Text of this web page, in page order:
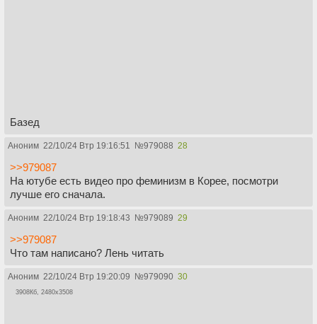
Базед
Аноним 22/10/24 Втр 19:16:51 №979088 28
>>979087
На ютубе есть видео про феминизм в Корее, посмотри
лучше его сначала.
Аноним 22/10/24 Втр 19:18:43 №979089 29
>>979087
Что там написано? Лень читать
Аноним 22/10/24 Втр 19:20:09 №979090 30
3908Кб, 2480x3508